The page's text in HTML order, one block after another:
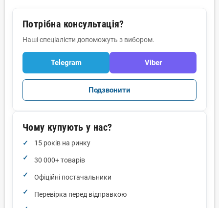
Потрібна консультація?
Наші спеціалісти допоможуть з вибором.
Telegram Viber
Подзвонити
Чому купують у нас?
15 років на ринку
30 000+ товарів
Офіційні постачальники
Перевірка перед відправкою